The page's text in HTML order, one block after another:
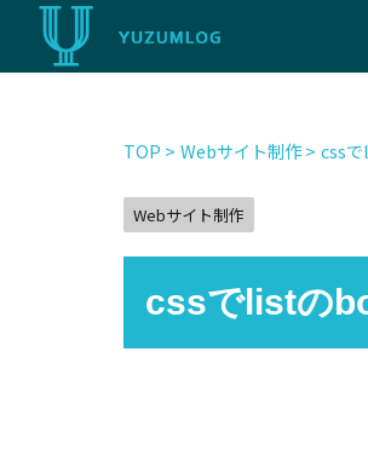
TOP > Webサイト制作> css
Webサイト制作
cssでlistの